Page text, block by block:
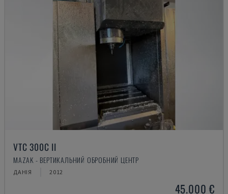
VTC 300C II
MAZAK - ВЕРТИКАЛЬНИЙ ОБРОБНИЙ ЦЕНТР
ДАНІЯ 2012
45.000 €